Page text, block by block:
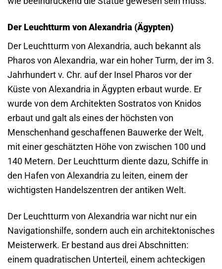
Der Leuchtturm von Alexandria (Ägypten)
Der Leuchtturm von Alexandria, auch bekannt als
Pharos von Alexandria, war ein hoher Turm, der im 3.
Jahrhundert v. Chr. auf der Insel Pharos vor der
Küste von Alexandria in Ägypten erbaut wurde. Er
wurde von dem Architekten Sostratos von Knidos
erbaut und galt als eines der höchsten von
Menschenhand geschaffenen Bauwerke der Welt,
mit einer geschätzten Höhe von zwischen 100 und
140 Metern. Der Leuchtturm diente dazu, Schiffe in
den Hafen von Alexandria zu leiten, einem der
wichtigsten Handelszentren der antiken Welt.
Der Leuchtturm von Alexandria war nicht nur ein
Navigationshilfe, sondern auch ein architektonisches
Meisterwerk. Er bestand aus drei Abschnitten:
einem quadratischen Unterteil, einem achteckigen